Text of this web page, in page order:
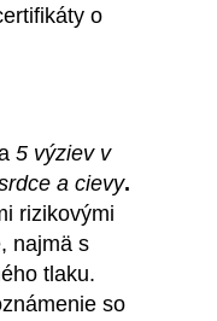
o
5 výziev v
a cievy.
rizikovými
najmä s
tlaku.
so